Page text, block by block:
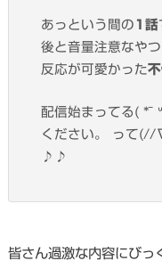
あっという間の 1話
後と音量注意なや
反応が可愛かった
配信始まってる( *¯
ください。 って
♪♪
皆さん過激な内容にびっ